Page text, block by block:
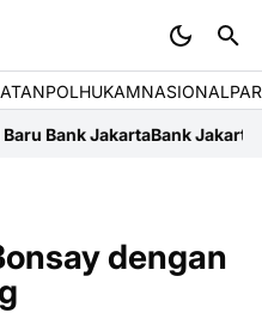
POLHUKAMNASIONAL
JakartaBank Jakarta-Persija
dengan